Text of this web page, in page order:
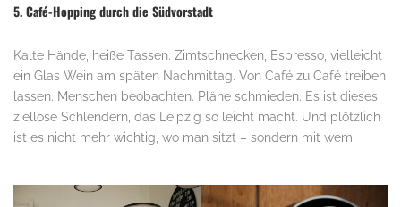
5. Café-Hopping durch die Südvorstadt
Kalte Hände, heiße Tassen. Zimtschnecken, Espresso, vielleicht
ein Glas Wein am späten Nachmittag. Von Café zu Café treiben
lassen. Menschen beobachten. Pläne schmieden. Es ist dieses
ziellose Schlendern, das Leipzig so leicht macht. Und plötzlich
ist es nicht mehr wichtig, wo man sitzt – sondern mit wem.